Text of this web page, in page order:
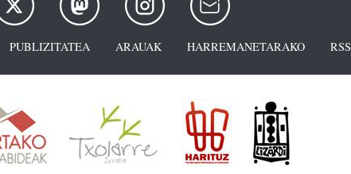
PUBLIZITATEA ARAUAK HARREMANETARAKO RSS